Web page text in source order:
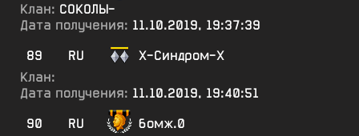
Клан: СОКОЛЫ-
Дата получения: 11.10.2019, 19:37:39
89
RU
Х-Синдром-Х
Клан:
Дата получения: 11.10.2019, 19:40:51
90
RU
бомж.0